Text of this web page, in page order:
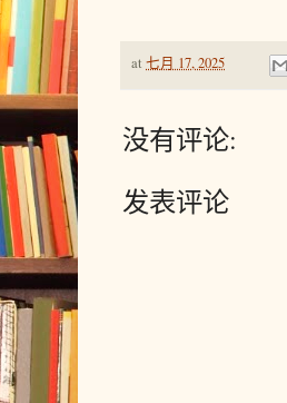
at 七月 17, 2025
没有评论:
发表评论